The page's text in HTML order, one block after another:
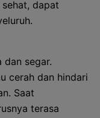
dapat
dan segar.
cerah dan hindari
Saat
terasa